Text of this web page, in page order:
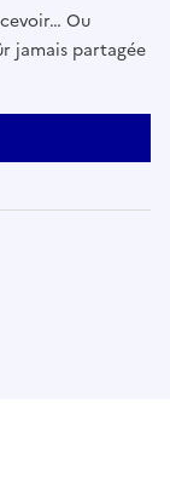
Ou
jamais partagée